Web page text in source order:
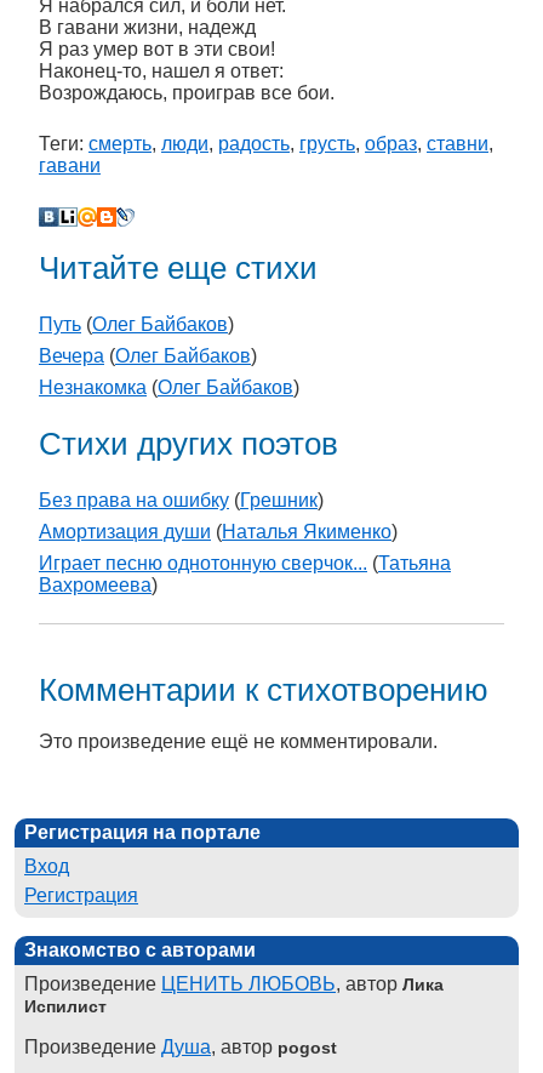
Я набрался сил, и боли нет.
В гавани жизни, надежд
Я раз умер вот в эти свои!
Наконец-то, нашел я ответ:
Возрождаюсь, проиграв все бои.
Теги: смерть, люди, радость, грусть, образ, ставни,
гавани
Читайте еще стихи
Путь (Олег Байбаков)
Вечера (Олег Байбаков)
Незнакомка (Олег Байбаков)
Стихи других поэтов
Без права на ошибку (Грешник)
Амортизация души (Наталья Якименко)
Играет песню однотонную сверчок... (Татьяна
Вахромеева)
Комментарии к стихотворению
Это произведение ещё не комментировали.
Регистрация на портале
Вход
Регистрация
Знакомство с авторами
Произведение ЦЕНИТЬ ЛЮБОВЬ, автор Лика
Испилист
Произведение Душа, автор pogost